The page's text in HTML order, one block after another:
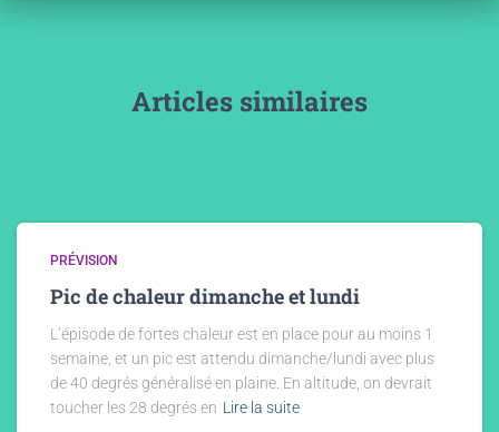
Articles similaires
PRÉVISION
Pic de chaleur dimanche et lundi
L’épisode de fortes chaleur est en place pour au moins 1
semaine, et un pic est attendu dimanche/lundi avec plus
de 40 degrés généralisé en plaine. En altitude, on devrait
toucher les 28 degrés en Lire la suite